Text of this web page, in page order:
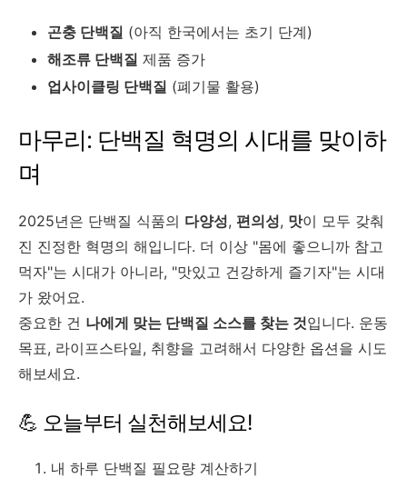
곤충 단백질 (아직 한국에서는 초기 단계)
해조류 단백질 제품 증가
업사이클링 단백질 (폐기물 활용)
마무리: 단백질 혁명의 시대를 맞이하
며
2025년은 단백질 식품의 다양성, 편의성, 맛이 모두 갖춰
진 진정한 혁명의 해입니다. 더 이상 "몸에 좋으니까 참고
먹자"는 시대가 아니라, "맛있고 건강하게 즐기자"는 시대
가 왔어요.
중요한 건 나에게 맞는 단백질 소스를 찾는 것입니다. 운동
목표, 라이프스타일, 취향을 고려해서 다양한 옵션을 시도
해보세요.
💪 오늘부터 실천해보세요!
내 하루 단백질 필요량 계산하기